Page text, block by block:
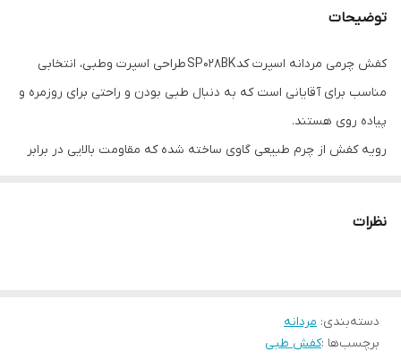
توضیحات
کفش چرمی مردانه اسپرت کد SP028BK طراحی اسپرت وطبی، انتخابی
مناسب برای آقایانی است که به دنبال طبی بودن و راحتی برای روزمره و
پیاده روی هستند.
رویه کفش از چرم طبیعی گاوی ساخته شده که مقاومت بالایی در برابر
این کفش چرمی با رنگ پرطرفدار مشکی قابل ست شدن با استایل اسپرت
اگه یه کفش چرم اسپرت مناسب روزمره و پیاده روی میخوای همین الان
ثبت سفارش کن
نظرات
دسته‌بندی: مردانه
برچسب‌ها :کفش طبی